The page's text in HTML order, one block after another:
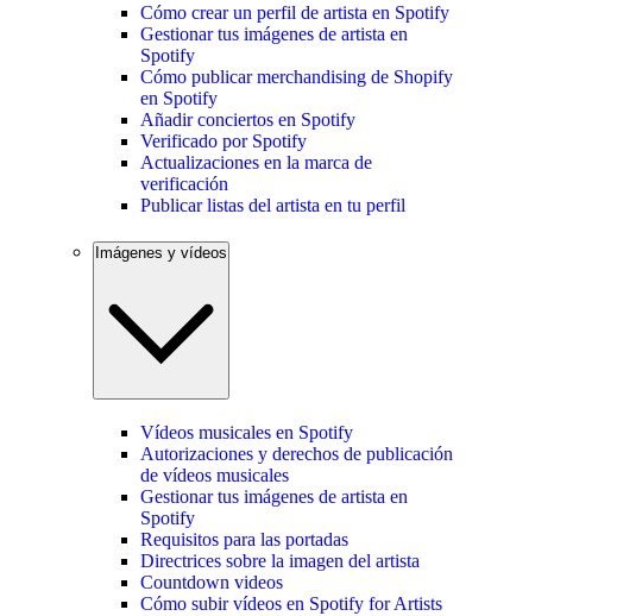
Cómo crear un perfil de artista en Spotify
Gestionar tus imágenes de artista en
Spotify
Cómo publicar merchandising de Shopify
en Spotify
Añadir conciertos en Spotify
Verificado por Spotify
Actualizaciones en la marca de
verificación
Publicar listas del artista en tu perfil
Imágenes y vídeos
Vídeos musicales en Spotify
Autorizaciones y derechos de publicación
de vídeos musicales
Gestionar tus imágenes de artista en
Spotify
Requisitos para las portadas
Directrices sobre la imagen del artista
Countdown videos
Cómo subir vídeos en Spotify for Artists